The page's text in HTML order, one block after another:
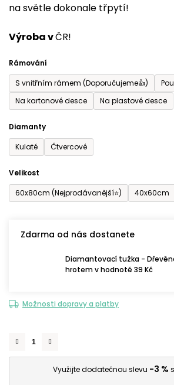
na světle dokonale třpytí!
Výroba vČR!
Rámování
S vnitřním rámem (Doporučujeme👍)
Na kartonové desce
Na plastové desce
Diamanty
Kulaté
Čtvercové
Velikost
60x80cm (Nejprodávanější⭐)
40x60cm
Zdarma od nás dostanete
Diamantovací tužka -
hrotem v hodnotě 39 Kč
Možnosti dopravy a platby
Využijte dodatečnou slevu -3 %